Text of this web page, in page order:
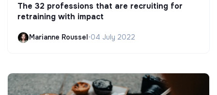
The 32 professions that are recruiting for
retraining with impact
Marianne Roussel •04 July 2022